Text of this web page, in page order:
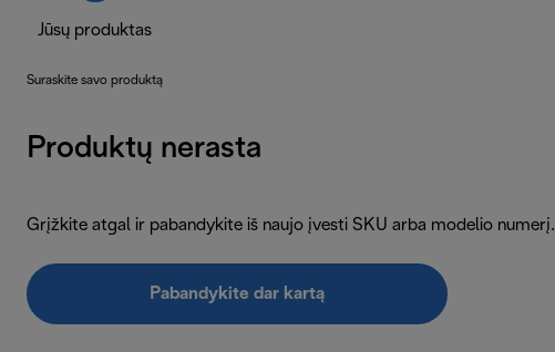
Jūsų produktas
Suraskite savo produktą
Produktų nerasta
Grįžkite atgal ir pabandykite iš naujo įvesti SKU arba modelio numerį.
Pabandykite dar kartą